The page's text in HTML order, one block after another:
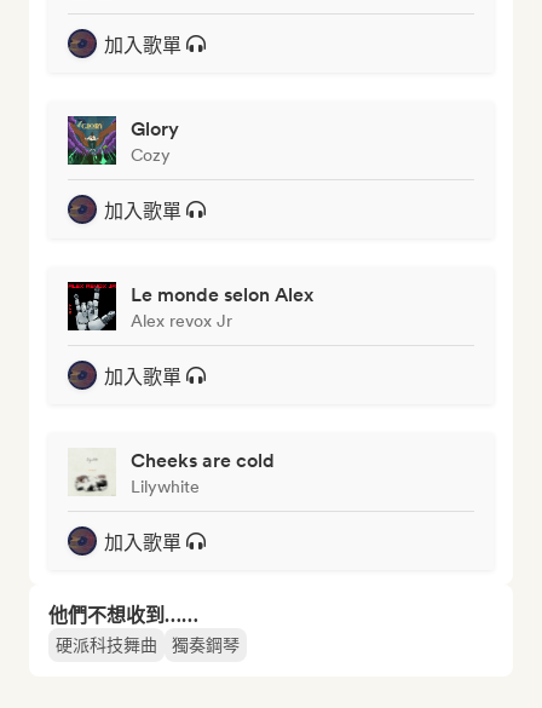
加入歌單
Glory
Cozy
加入歌單
Le monde selon Alex
Alex revox Jr
加入歌單
Cheeks are cold
Lilywhite
加入歌單
他們不想收到……
硬派科技舞曲 獨奏鋼琴